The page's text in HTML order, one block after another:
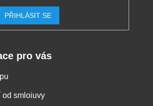
PŘIHLÁSIT SE
pro vás
od smloiuvy